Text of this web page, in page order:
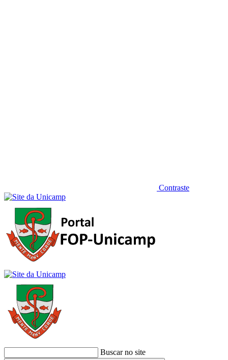
Contraste
Buscar no site